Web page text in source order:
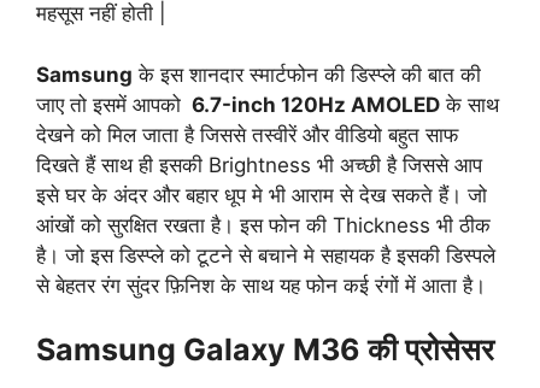
महसूस नहीं होती |
Samsung के इस शानदार स्मार्टफोन की डिस्प्ले की बात की
जाए तो इसमें आपको 6.7-inch 120Hz AMOLED के साथ
देखने को मिल जाता है जिससे तस्वीरें और वीडियो बहुत साफ
दिखते हैं साथ ही इसकी Brightness भी अच्छी है जिससे आप
इसे घर के अंदर और बहार धूप मे भी आराम से देख सकते हैं। जो
आंखों को सुरक्षित रखता है। इस फोन की Thickness भी ठीक
है। जो इस डिस्प्ले को टूटने से बचाने मे सहायक है इसकी डिस्पले
से बेहतर रंग सुंदर फ़िनिश के साथ यह फोन कई रंगों में आता है।
Samsung Galaxy M36 की प्रोसेसर